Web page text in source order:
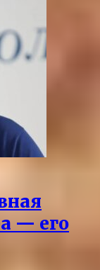
— его